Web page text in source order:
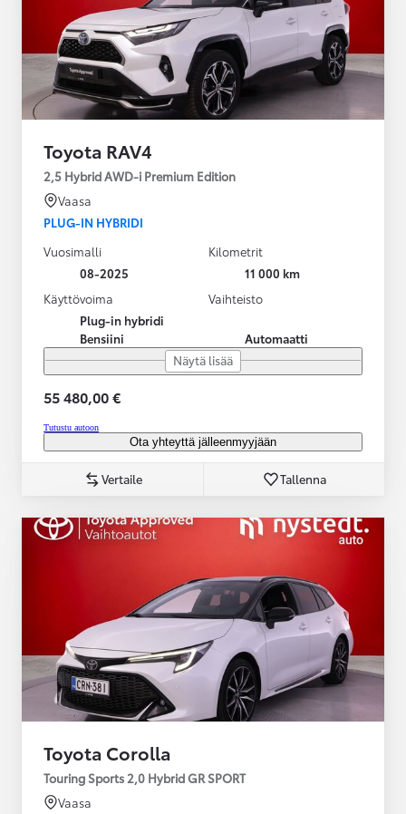
Toyota RAV4
2,5 Hybrid AWD-i Premium Edition
Vaasa
PLUG-IN HYBRIDI
Vuosimalli
08-2025
Kilometrit
11 000 km
Käyttövoima
Plug-in hybridi
Bensiini
Vaihteisto
Automaatti
Näytä lisää
55 480,00 €
Tutustu autoon
Ota yhteyttä jälleenmyyjään
Vertaile Tallenna
Toyota Corolla
Touring Sports 2,0 Hybrid GR SPORT
Vaasa